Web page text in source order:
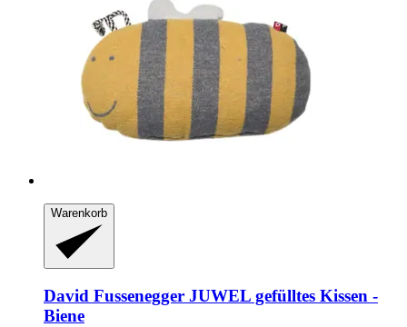
Warenkorb
David Fussenegger JUWEL gefülltes Kissen -​
Biene